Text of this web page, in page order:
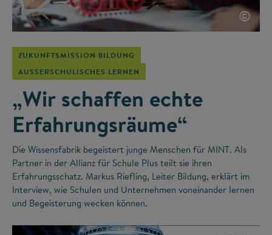
©
ZUKUNFTSMISSION BILDUNG
AUSSERSCHULISCHES LERNEN
„Wir schaffen echte
Erfahrungsräume“
Die Wissensfabrik begeistert junge Menschen für MINT. Als
Partner in der Allianz für Schule Plus teilt sie ihren
Erfahrungsschatz. Markus Riefling, Leiter Bildung, erklärt im
Interview, wie Schulen und Unternehmen voneinander lernen
und Begeisterung wecken können.